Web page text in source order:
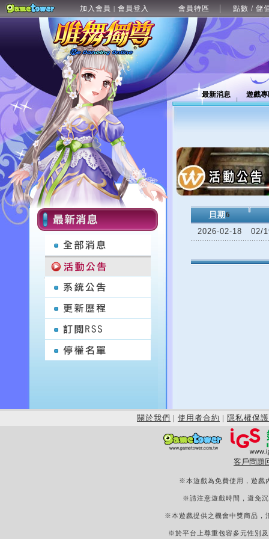
加入會員 | 會員登入 會員特區 點數 / 儲
最新消息 遊戲
日期 6
2026-02-18
02/
關於我們 | 使用者合約 | 隱私權保護
客戶問題
※本遊戲為免費使用，遊戲
※請注意遊戲時間，避免
※本遊戲提供之機會中獎商品，
※於平台上尊重包容多元性別